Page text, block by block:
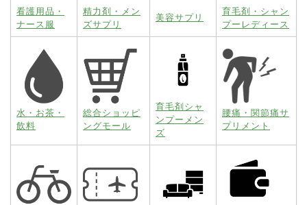
看護用品・
ナース服
精力剤・メン
ズサプリ
美容サプリ
育毛剤・シャン
プーレディース
水・お茶・
飲料
総合ショッピ
ングモール
育毛剤シャ
ンプーメン
ズ
腰痛・関節痛サ
プリメント